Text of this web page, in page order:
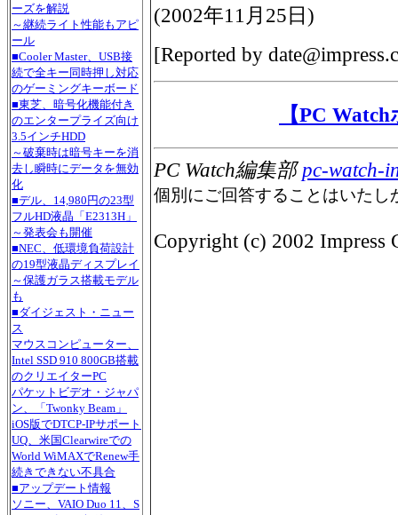
ーズを解説
～継続ライト性能もアピ
ール
■Cooler Master、USB接
続で全キー同時押し対応
のゲーミングキーボード
■東芝、暗号化機能付き
のエンタープライズ向け
3.5インチHDD
～破棄時は暗号キーを消
去し瞬時にデータを無効
化
■デル、14,980円の23型
フルHD液晶「E2313H」
～発表会も開催
■NEC、低環境負荷設計
の19型液晶ディスプレイ
～保護ガラス搭載モデル
も
■ダイジェスト・ニュー
ス
マウスコンピューター、
Intel SSD 910 800GB搭載
のクリエイターPC
パケットビデオ・ジャパ
ン、「Twonky Beam」
iOS版でDTCP-IPサポート
UQ、米国Clearwireでの
World WiMAXでRenew手
続きできない不具合
■アップデート情報
ソニー、VAIO Duo 11、S
(2002年11月25日 )
[Reported by
【PC
PC Watch編集部pc-watch-
個別にご回答することはいたし
Copyright (c) 2002 Impress